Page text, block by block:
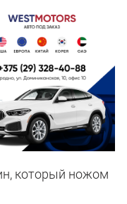
который ножом